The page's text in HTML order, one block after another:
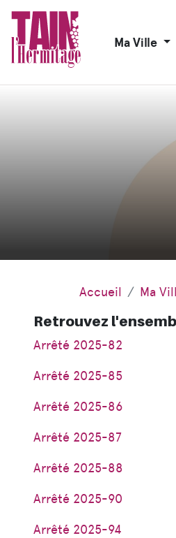
Ma Ville
Accueil Ma
Retrouvez
Arrêté 2025-82
Arrêté 2025-85
Arrêté 2025-86
Arrêté 2025-87
Arrêté 2025-88
Arrêté 2025-90
Arrêté 2025-94